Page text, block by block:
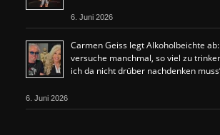
6. Juni 2026
Carmen Geiss legt Alkoholbeichte ab:
versuche manchmal, so viel zu
ich da nicht drüber nachdenken
6. Juni 2026